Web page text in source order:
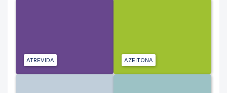
ATREVIDA AZEITONA